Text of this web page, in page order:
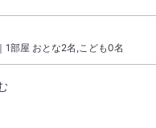
1部屋 おとな2名,こども0名